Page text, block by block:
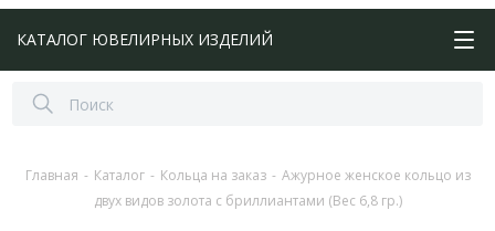
КАТАЛОГ ЮВЕЛИРНЫХ ИЗДЕЛИЙ
Главная - Каталог - Кольца на заказ - Ажурное женское кольцо из
двух видов золота с бриллиантами (Вес 6,8 гр.)